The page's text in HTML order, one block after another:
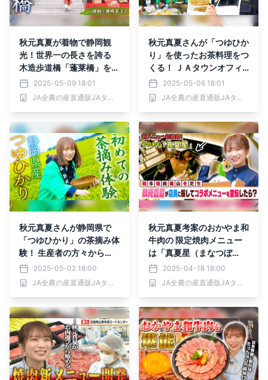
秋元真夏が着物で静岡観
光！世界一の長さを誇る
木造歩道橋「蓬莱橋」を観
光して静岡茶を飲み比べ！
2025-05-09 18:01
JA全農の産直通販JAタウン
秋元真夏さんが「つゆひか
り」を使ったお茶料理をつ
くる！ ＪＡタウンオフィ
シャルサポーター秋元真夏
が 静岡の茶畑で青空クッ
キング！
2025-05-06 18:01
JA全農の産直通販JAタウン
秋元真夏さんが静岡県で
「つゆひかり」の茶摘み体
験！ 生産者の方々から
「お茶」の淹れ方も学びま
した！
2025-05-02 18:00
JA全農の産直通販JAタウン
秋元真夏考案のおかやま和
牛肉の 限定焼肉メニュー
は「真夏星（まなつぼ
し）」！ 岡山そだちの制
服を着て実際に店頭でおす
すめしてきました！
2025-04-18 18:00
JA全農の産直通販JAタウン